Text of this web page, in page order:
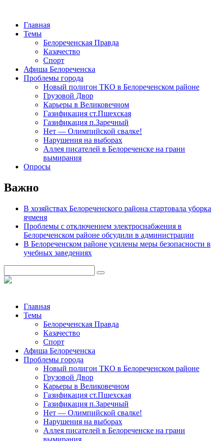
Главная
Темы
Белореченская Правда
Казачество
Спорт
Афиша Белореченска
Проблемы города
Новый полигон ТКО в Белореченском районе
Грузовой Двор
Карьеры в Великовечном
Газификация ст.Пшехская
Газификация п.Заречный
Нет — Олимпийской свалке!
Нарушения на выборах
Аллея писателей в Белореченске на грани
вымирания
Опросы
Важно
В хозяйствах Белореченского района стартовала уборка
ячменя
Проблемы с отключением электроснабжения в
Белореченском районе обсудили в администрации
В Белореченском районе усилены меры безопасности в
учебных заведениях
Главная
Темы
Белореченская Правда
Казачество
Спорт
Афиша Белореченска
Проблемы города
Новый полигон ТКО в Белореченском районе
Грузовой Двор
Карьеры в Великовечном
Газификация ст.Пшехская
Газификация п.Заречный
Нет — Олимпийской свалке!
Нарушения на выборах
Аллея писателей в Белореченске на грани
вымирания